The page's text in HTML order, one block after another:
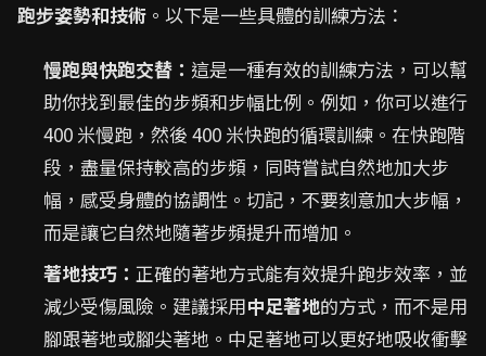
跑步姿勢和技術 。以下是一些具體的訓練方法：
慢跑與快跑交替： 這是一種有效的訓練方法，可以幫
助你找到最佳的步頻和步幅比例。例如，你可以進行
400 米慢跑，然後 400 米快跑的循環訓練。在快跑階
段，盡量保持較高的步頻，同時嘗試自然地加大步
幅，感受身體的協調性。切記，不要刻意加大步幅，
而是讓它自然地隨著步頻提升而增加。
著地技巧： 正確的著地方式能有效提升跑步效率，並
減少受傷風險。建議採用中足著地的方式，而不是用
腳跟著地或腳尖著地。中足著地可以更好地吸收衝擊